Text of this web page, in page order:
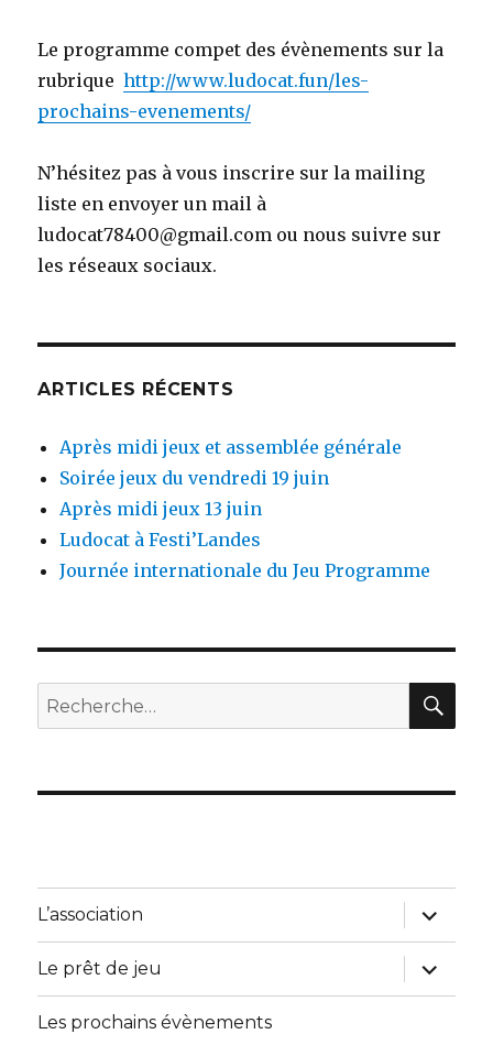
Le programme compet des évènements sur la
rubriquehttp://www.ludocat.fun/les-
prochains-evenements/
N’hésitez pas à vous inscrire sur la mailing
liste en envoyer un mail à
ludocat78400@gmail.com ou nous suivre sur
les réseaux sociaux.
ARTICLES RÉCENTS
Après midi jeux et assemblée générale
Soirée jeux du vendredi 19 juin
Après midi jeux 13 juin
Ludocat à Festi’Landes
Journée internationale du Jeu Programme
Recherche
pour :
L’association
ouvrir
le
sous-
menu
Le prêt de jeu
ouvrir
le
sous-
Les prochains évènements